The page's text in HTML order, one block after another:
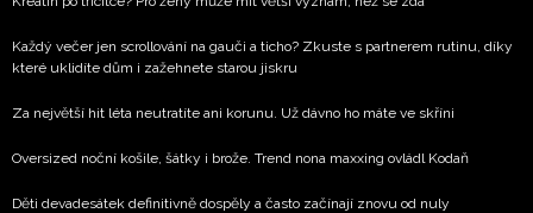
Každý večer jen scrollování na gauči a ticho? Zkuste s partnerem rutinu, díky
které uklidíte dům i zažehnete starou jiskru
Za největší hit léta neutratíte ani korunu. Už dávno ho máte ve skříni
Oversized noční košile, šátky i brože. Trend nona maxxing ovládl Kodaň
Děti devadesátek definitivně dospěly a často začínají znovu od nuly